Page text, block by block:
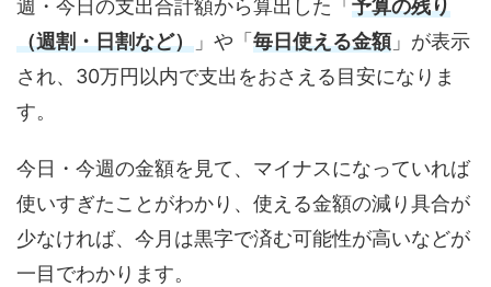
週・今日の支出合計額から算出した「 予算の残り
（週割・日割など） 」や「 毎日使える金額」が表示
され、30万円以内で支出をおさえる目安になりま
す。
今日・今週の金額を見て、マイナスになっていれば
使いすぎたことがわかり、使える金額の減り具合が
少なければ、今月は黒字で済む可能性が高いなどが
一目でわかります。